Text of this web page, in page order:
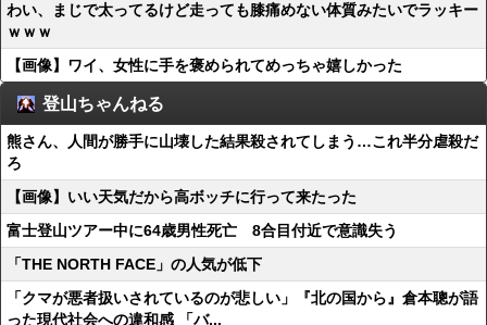
わい、まじで太ってるけど走っても膝痛めない体質みたいでラッキー
ｗｗｗ
【画像】ワイ、女性に手を褒められてめっちゃ嬉しかった
登山ちゃんねる
熊さん、人間が勝手に山壊した結果殺されてしまう…これ半分虐殺だ
ろ
【画像】いい天気だから高ボッチに行って来たった
富士登山ツアー中に64歳男性死亡 8合目付近で意識失う
「THE NORTH FACE」の人気が低下
「クマが悪者扱いされているのが悲しい」『北の国から』倉本聰が語
った現代社会への違和感 「バ...